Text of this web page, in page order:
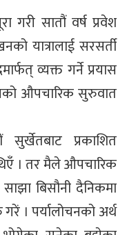
गरी सातौं वर्ष प्रवेश
यात्रालाई सरसर्ती
व्यक्त गर्ने प्रयास
औपचारिक सुरुवात
प्रकाशित
। तर मैले औपचारिक
बिसौनी दैनिकमा
। पर्यालोचनको अर्थ